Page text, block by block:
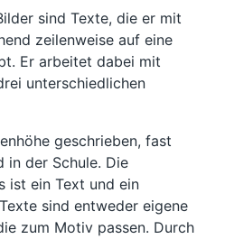
sind Texte, die er mit
zeilenweise auf eine
Er arbeitet dabei mit
unterschiedlichen
geschrieben, fast
in der Schule. Die
ist ein Text und ein
sind entweder eigene
zum Motiv passen. Durch